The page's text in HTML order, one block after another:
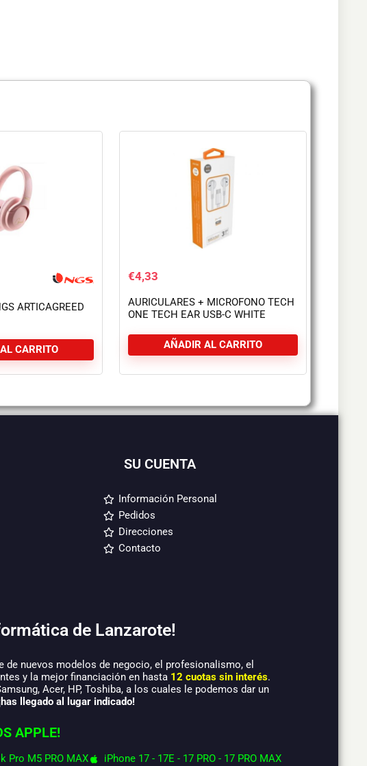
ARTICAGREED
CARRITO
€4,33
AURICULARES + MICROFONO TECH
ONE TECH EAR USB-C WHITE
AÑADIR AL CARRITO
SU CUENTA
Información Personal
Pedidos
Direcciones
Contacto
de Lanzarote!
nuevos modelos de negocio, el profesionalismo, el
y la mejor financiación en hasta 12 cuotas sin interés.
Acer, HP, Toshiba, a los cuales le podemos dar un
llegado al lugar indicado!
APPLE!
Pro M5 PRO MAX iPhone 17 - 17E - 17 PRO - 17 PRO MAX